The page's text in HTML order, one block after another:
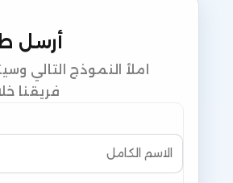
أرسل
املأ النموذج التالي
فريقنا